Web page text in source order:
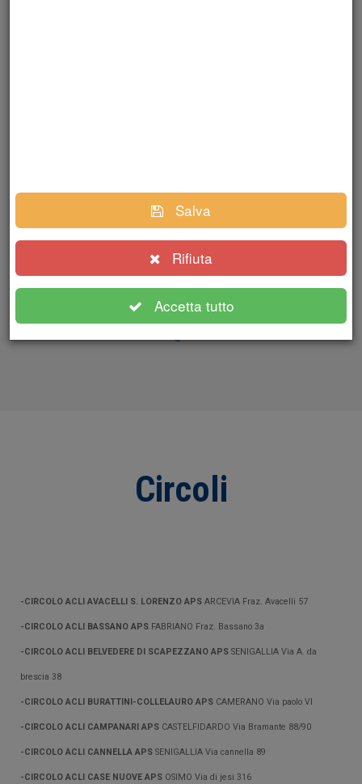
Zagaglia Silvano
Rappresentante US Acli
Responsabile Unione Sportiva ACLI delle provincia di
Ancona
Circoli
-CIRCOLO ACLI AVACELLI S. LORENZO APS ARCEVIA Fraz. Avacelli 57
-CIRCOLO ACLI BASSANO APS FABRIANO Fraz. Bassano 3a
-CIRCOLO ACLI BELVEDERE DI SCAPEZZANO APS SENIGALLIA Via A. da
brescia 38
-CIRCOLO ACLI BURATTINI-COLLELAURO APS CAMERANO Via paolo VI
-CIRCOLO ACLI CAMPANARI APS CASTELFIDARDO Via Bramante 88/90
-CIRCOLO ACLI CANNELLA APS SENIGALLIA Via cannella 89
-CIRCOLO ACLI CASE NUOVE APS OSIMO Via di jesi 316
Salva
Rifiuta
Accetta tutto